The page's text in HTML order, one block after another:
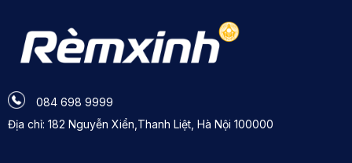
084 698 9999
Địa chỉ: 182 Nguyễn Xiển,Thanh Liệt, Hà Nội 100000